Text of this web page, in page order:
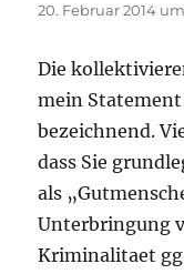
20. Februar 2014
Die
mein
bezeichnend.
dass Sie
als
Unterbringung
Kriminalitaet